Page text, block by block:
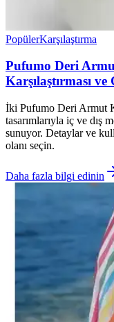
PopülerKarşılaştırma
Pufumo Deri
Karşılaştırması
İki Pufumo Deri Armut
tasarımlarıyla iç ve dış
sunuyor. Detaylar ve
olanı seçin.
Daha fazla bilgi edinin